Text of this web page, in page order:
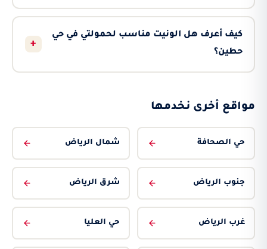
كيف أعرف هل الونيت مناسب لحمولتي في حي
حطين؟
+
مواقع أخرى نخدمها
حي الصحافة شمال الرياض
جنوب الرياض شرق الرياض
غرب الرياض حي العليا